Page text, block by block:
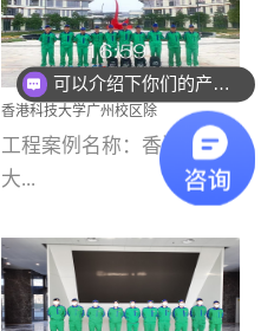
产产品都经过严格的质检
程序；生产车间为优吸总
部和全国分支机构生产光
触媒、净醛王、祛味剂等
优吸系列产品，保质保量
完成生产任务，确保全国
求。资质优势团队优势分
支优势优吸环保是一棵正
茁壮成长的树，只要我们
小学(珠江湾校区)项目地
址：广州市南沙区海滨路
南沙珠江湾江门市蓬江区
禾...
香港科技大学广州校区除
甲醛项目圆满完成
工程案例名称：香港科技
大...
学广州校区室内空气治
理 工程案例地址：广
可以介绍下你们的产品么